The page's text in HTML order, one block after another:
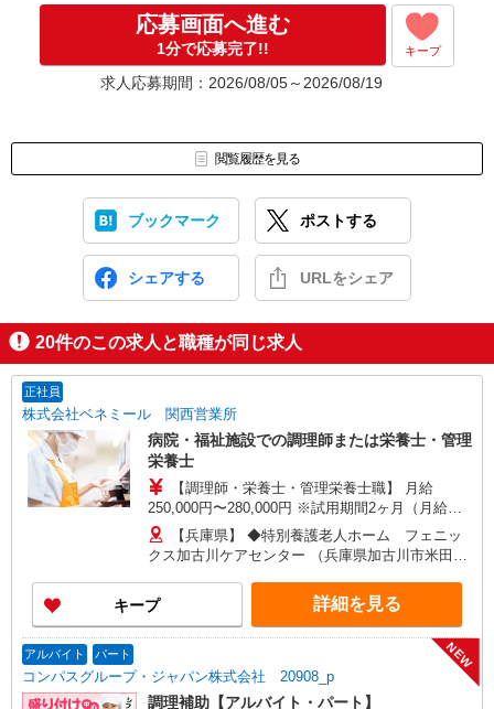
応募画面へ進む
1分で応募完了!! キープ
求人応募期間：2026/08/05～2026/08/19
閲覧履歴を見る
ブックマーク ポストする
シェアする URLをシェア
20件のこの求人と職種が同じ求人
正社員
株式会社ベネミール 関西営業所
病院・福祉施設での調理師または栄養士・管理
栄養士
【調理師・栄養士・管理栄養士職】 月給
250,000円〜280,000円 ※試用期間2ヶ月（月給
250,000円〜280,000円） ※給与幅は経験による
【エリア調理師職】 月給270,000円〜320,000円
※試用期間2〜6ヶ月（月給270,000円） ※給与幅
は調理技術・コミュニケーション力による
【兵庫県】 ◆特別養護老人ホーム フェニッ
クス加古川ケアセンター （兵庫県加古川市米田町
田5-3-13） ◆城陽江尻病院 （兵庫県姫路市北条1-
279） 【京都府】 ◆特別養護老人ホーム 塔南の
園 （京都府京都市南区西九条菅田町4-2） ◆住宅
型有料老人ホーム 北野マリアヴィラ （京都府京都
市上京区仁和寺街道千本西入五番町153） ◆特別
養護老人ホーム 西山寮 （京都府京都市西京区大
キープ 詳細を見る
アルバイト パート
コンパスグループ・ジャパン株式会社 20908_p
NEW
調理補助【アルバイト・パート】